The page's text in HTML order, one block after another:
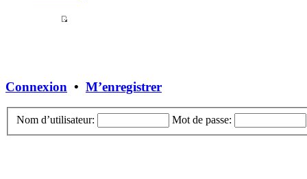
Connexion • M’enregistrer
Nom d’utilisateur: Mot de passe: